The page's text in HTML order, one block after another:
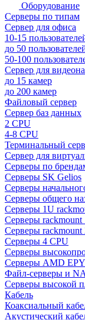
Оборудование
Серверы по типам
Сервер для офиса
10-15
до 50
50-100
Сервер для
до 15 камер
до 200 камер
Файловый сервер
Сервер баз данных
2 CPU
4-8 CPU
Терминальный
Сервер для
Серверы по
Серверы SK Gelios
Серверы
Серверы общего
Серверы 1U
Серверы rackmount
Серверы rackmount
Серверы 4 CPU
Серверы
Серверы AMD
Файл-серверы и
Серверы высокой
Кабель
Коаксиальный
Акустический